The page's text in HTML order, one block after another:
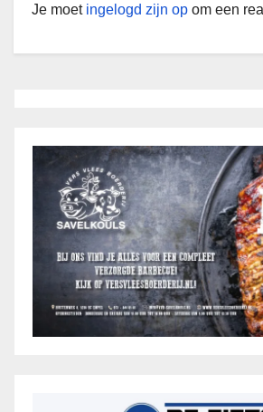
Je moet ingelogd zijn op om een